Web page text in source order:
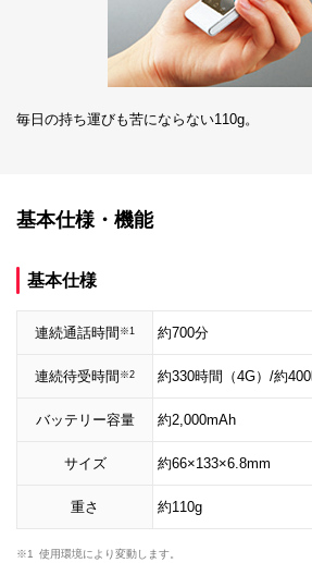
毎日の持ち運びも苦にならない110g。
基本仕様・機能
基本仕様
連続通話時間 ※1 約700分
連続待受時間 ※2 約330時間（4G）/約400
バッテリー容量 約2,000mAh
サイズ 約66×133×6.8mm
重さ 約110g
※1
使用環境により変動します。